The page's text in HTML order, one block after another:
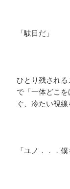
「駄目だ」
ひとり残され
で「一体どこ
ぐ、冷たい視線
「ユノ．．．